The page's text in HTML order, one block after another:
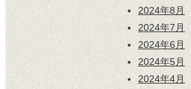
2024年8月
2024年7月
2024年6月
2024年5月
2024年4月